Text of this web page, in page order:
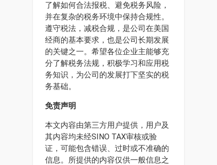
了解如何合法报税、避免税务风险，
并在复杂的税务环境中保持合规性。
遵守税法，减税合规，是公司在美国
经商的基本要求，也是公司长期发展
的关键之一。希望各位企业主能够充
分了解税务法规，积极学习和应用税
务知识，为公司的发展打下坚实的税
务基础。
免责声明
本文内容由第三方用户提供，用户及
其内容均未经SINO TAX审核或验
证，可能包含错误、过时或不准确的
信息。所提供的内容仅供一般信息之